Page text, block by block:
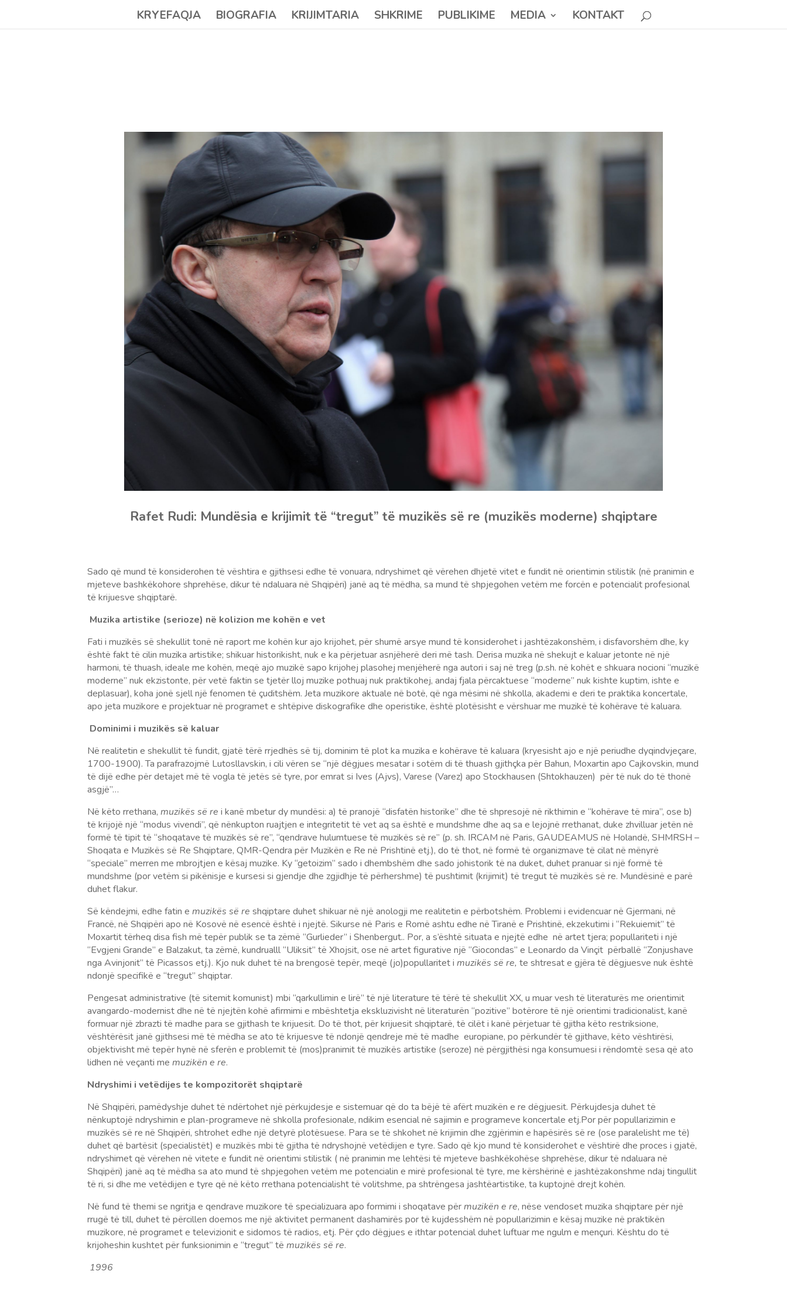
KRYEFAQJA BIOGRAFIA KRIJIMTARIA SHKRIME PUBLIKIME MEDIA KONTAKT
Rafet Rudi: Mundësia e krijimit të “tregut” të muzikës së re (muzikës moderne) shqiptare
Sado që mund të konsiderohen të vështira e gjithsesi edhe të vonuara, ndryshimet që vërehen dhjetë vitet e fundit në orientimin stilistik (në pranimin e
mjeteve bashkëkohore shprehëse, dikur të ndaluara në Shqipëri) janë aq të mëdha, sa mund të shpjegohen vetëm me forcën e potencialit profesional
të krijuesve shqiptarë.
Muzika artistike (serioze) në kolizion me kohën e vet
Fati i muzikës së shekullit tonë në raport me kohën kur ajo krijohet, për shumë arsye mund të konsiderohet i jashtëzakonshëm, i disfavorshëm dhe, ky
është fakt të cilin muzika artistike; shikuar historikisht, nuk e ka përjetuar asnjëherë deri më tash. Derisa muzika në shekujt e kaluar jetonte në një
harmoni, të thuash, ideale me kohën, meqë ajo muzikë sapo krijohej plasohej menjëherë nga autori i saj në treg (p.sh. në kohët e shkuara nocioni “muzikë
moderne” nuk ekzistonte, për vetë faktin se tjetër lloj muzike pothuaj nuk praktikohej, andaj fjala përcaktuese “moderne” nuk kishte kuptim, ishte e
deplasuar), koha jonë sjell një fenomen të çuditshëm. Jeta muzikore aktuale në botë, që nga mësimi në shkolla, akademi e deri te praktika koncertale,
apo jeta muzikore e projektuar në programet e shtëpive diskografike dhe operistike, është plotësisht e vërshuar me muzikë të kohërave të kaluara.
Dominimi i muzikës së kaluar
Në realitetin e shekullit të fundit, gjatë tërë rrjedhës së tij, dominim të plot ka muzika e kohërave të kaluara (kryesisht ajo e një periudhe dyqindvjeçare,
1700-1900). Ta parafrazojmë Lutosllavskin, i cili vëren se “një dëgjues mesatar i sotëm di të thuash gjithçka për Bahun, Moxartin apo Cajkovskin, mund
të dijë edhe për detajet më të vogla të jetës së tyre, por emrat si Ives (Ajvs), Varese (Varez) apo Stockhausen (Shtokhauzen) për të nuk do të thonë
asgjë”…
Në këto rrethana, muzikës së re i kanë mbetur dy mundësi: a) të pranojë “disfatën historike” dhe të shpresojë në rikthimin e “kohërave të mira”, ose b)
të krijojë një “modus vivendi”, që nënkupton ruajtjen e integritetit të vet aq sa është e mundshme dhe aq sa e lejojnë rrethanat, duke zhvilluar jetën në
formë të tipit të “shoqatave të muzikës së re”, “qendrave hulumtuese të muzikës së re” (p. sh. IRCAM në Paris, GAUDEAMUS në Holandë, SHMRSH –
Shoqata e Muzikës së Re Shqiptare, QMR-Qendra për Muzikën e Re në Prishtinë etj.), do të thot, në formë të organizmave të cilat në mënyrë
“speciale” merren me mbrojtjen e kësaj muzike. Ky “getoizim” sado i dhembshëm dhe sado johistorik të na duket, duhet pranuar si një formë të
mundshme (por vetëm si pikënisje e kursesi si gjendje dhe zgjidhje të përhershme) të pushtimit (krijimit) të tregut të muzikës së re. Mundësinë e parë
duhet flakur.
Së këndejmi, edhe fatin e muzikës së re shqiptare duhet shikuar në një anologji me realitetin e përbotshëm. Problemi i evidencuar në Gjermani, në
Francë, në Shqipëri apo në Kosovë në esencë është i njejtë. Sikurse në Paris e Romë ashtu edhe në Tiranë e Prishtinë, ekzekutimi i “Rekuiemit” të
Moxartit tërheq disa fish më tepër publik se ta zëmë “Gurlieder” i Shenbergut.. Por, a s’është situata e njejtë edhe në artet tjera; popullariteti i një
“Evgjeni Grande” e Balzakut, ta zëmë, kundrualll “Uliksit” të Xhojsit, ose në artet figurative një “Giocondas” e Leonardo da Vinçit përballë “Zonjushave
nga Avinjonit” të Picassos etj.). Kjo nuk duhet të na brengosë tepër, meqë (jo)popullaritet i muzikës së re, te shtresat e gjëra të dëgjuesve nuk është
ndonjë specifikë e “tregut” shqiptar.
Pengesat administrative (të sitemit komunist) mbi “qarkullimin e lirë” të një literature të tërë të shekullit XX, u muar vesh të literaturës me orientimit
avangardo-modernist dhe në të njejtën kohë afirmimi e mbështetja ekskluzivisht në literaturën “pozitive” botërore të një orientimi tradicionalist, kanë
formuar një zbrazti të madhe para se gjithash te krijuesit. Do të thot, për krijuesit shqiptarë, të cilët i kanë përjetuar të gjitha këto restriksione,
vështërësit janë gjithsesi më të mëdha se ato të krijuesve të ndonjë qendreje më të madhe europiane, po përkundër të gjithave, këto vështirësi,
objektivisht më tepër hynë në sferën e problemit të (mos)pranimit të muzikës artistike (seroze) në përgjithësi nga konsumuesi i rëndomtë sesa që ato
lidhen në veçanti me muzikën e re.
Ndryshimi i vetëdijes te kompozitorët shqiptarë
Në Shqipëri, pamëdyshje duhet të ndërtohet një përkujdesje e sistemuar që do ta bëjë të afërt muzikën e re dëgjuesit. Përkujdesja duhet të
nënkuptojë ndryshimin e plan-programeve në shkolla profesionale, ndikim esencial në sajimin e programeve koncertale etj.Por për popullarizimin e
muzikës së re në Shqipëri, shtrohet edhe një detyrë plotësuese. Para se të shkohet në krijimin dhe zgjërimin e hapësirës së re (ose paralelisht me të)
duhet që bartësit (specialistët) e muzikës mbi të gjitha të ndryshojnë vetëdijen e tyre. Sado që kjo mund të konsiderohet e vështirë dhe proces i gjatë,
ndryshimet që vërehen në vitete e fundit në orientimi stilistik ( në pranimin me lehtësi të mjeteve bashkëkohëse shprehëse, dikur të ndaluara në
Shqipëri) janë aq të mëdha sa ato mund të shpjegohen vetëm me potencialin e mirë profesional të tyre, me kërshërinë e jashtëzakonshme ndaj tingullit
të ri, si dhe me vetëdijen e tyre që në këto rrethana potencialisht të volitshme, pa shtrëngesa jashtëartistike, ta kuptojnë drejt kohën.
Në fund të themi se ngritja e qendrave muzikore të specializuara apo formimi i shoqatave përmuzikën e re, nëse vendoset muzika shqiptare për një
rrugë të till, duhet të përcillen doemos me një aktivitet permanent dashamirës por të kujdesshëm në popullarizimin e kësaj muzike në praktikën
muzikore, në programet e televizionit e sidomos të radios, etj. Për çdo dëgjues e ithtar potencial duhet luftuar me ngulm e mençuri. Kështu do të
krijoheshin kushtet për funksionimin e “tregut” të muzikës së re.
1996